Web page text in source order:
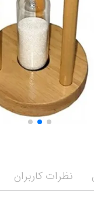
نظرات کاربران